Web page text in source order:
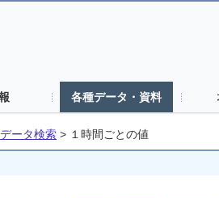
各種データ・資料
ータ検索 > １時間ごとの値